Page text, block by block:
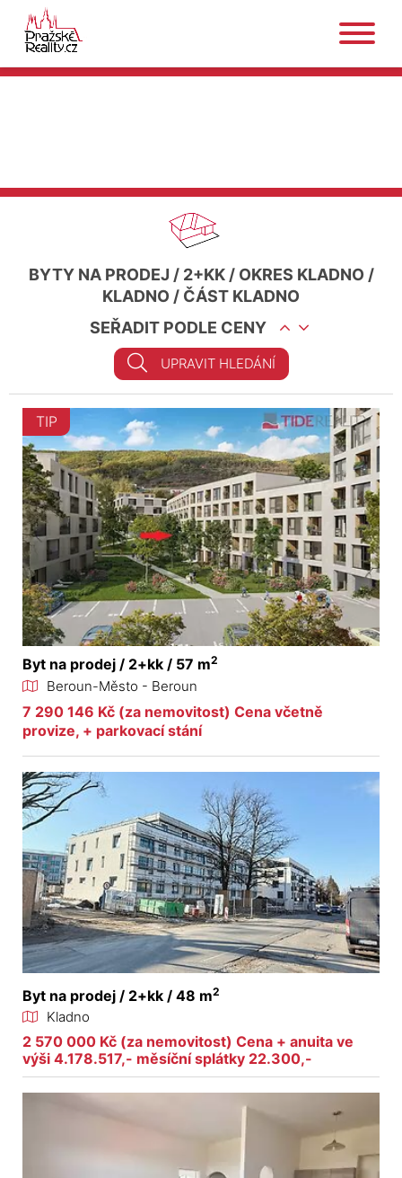
BYTY NA PRODEJ / 2+KK/ OKRES KLADNO /
KLADNO / ČÁST KLADNO
SEŘADIT PODLE CENY
UPRAVIT HLEDÁNÍ
TIP
Byt na prodej / 2+kk / 57 m2
Beroun-Město - Beroun
7 290 146 Kč (za nemovitost) Cena včetně
provize, + parkovací stání
Byt na prodej / 2+kk / 48 m2
Kladno
2 570 000 Kč (za nemovitost) Cena + anuita ve
výši 4.178.517,- měsíční splátky 22.300,-